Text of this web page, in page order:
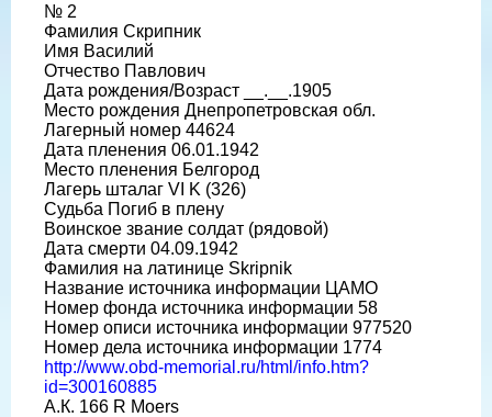
№ 2
Фамилия Скрипник
Имя Василий
Отчество Павлович
Дата рождения/Возраст __.__.1905
Место рождения Днепропетровская обл.
Лагерный номер 44624
Дата пленения 06.01.1942
Место пленения Белгород
Лагерь шталаг VI K (326)
Судьба Погиб в плену
Воинское звание солдат (рядовой)
Дата смерти 04.09.1942
Фамилия на латинице Skripnik
Название источника информации ЦАМО
Номер фонда источника информации 58
Номер описи источника информации 977520
Номер дела источника информации 1774
http://www.obd-memorial.ru/html/info.htm?
id=300160885
А.К. 166 R Moers